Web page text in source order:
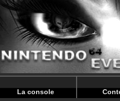
Warning: Undefined array key
Warning: Undefined array key
La console